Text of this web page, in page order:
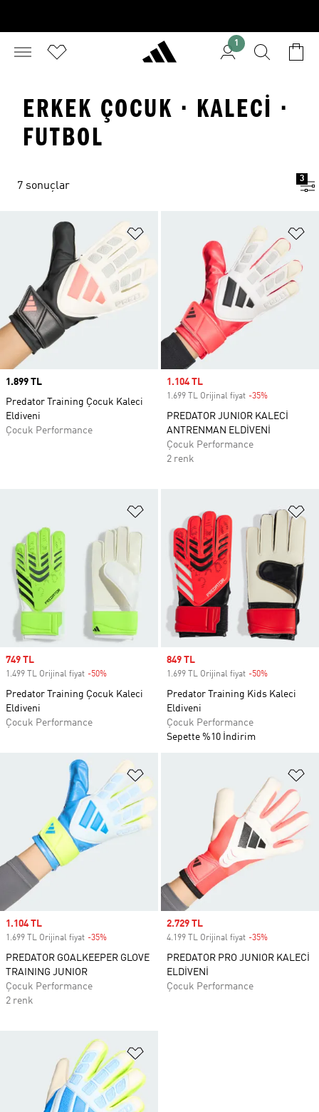
1
ERKEK ÇOCUK · KALECI ·
FUTBOL
7 sonuçlar
3
Price
1.899 TL
Predator Training Çocuk Kaleci
Eldiveni
Çocuk Performance
Sale price
1.104 TL
1.699 TL Orijinal fiyat -35%
PREDATOR JUNIOR KALECİ
ANTRENMAN ELDİVENİ
Çocuk Performance
2 renk
Favori Listesine Ekle
Sale price
749 TL
1.499 TL Orijinal fiyat -50%
Predator Training Çocuk Kaleci
Eldiveni
Çocuk Performance
Sale price
849 TL
1.699 TL Orijinal fiyat -50%
Predator Training Kids Kaleci
Eldiveni
Çocuk Performance
Sepette %10 İndirim
Sale price
1.104 TL
1.699 TL Orijinal fiyat -35%
PREDATOR GOALKEEPER GLOVE
TRAINING JUNIOR
Çocuk Performance
2 renk
Sale price
2.729 TL
4.199 TL Orijinal fiyat -35%
PREDATOR PRO JUNIOR KALECİ
ELDİVENİ
Çocuk Performance